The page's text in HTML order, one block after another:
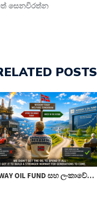
සෙනවිරත්න
POSTS
OIL FUND සහ ලංකාවේ…